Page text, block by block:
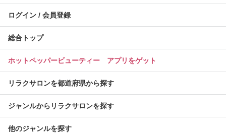
ログイン / 会員登録
総合トップ
ホットペッパービューティー アプリをゲット
リラクサロンを都道府県から探す
ジャンルからリラクサロンを探す
他のジャンルを探す